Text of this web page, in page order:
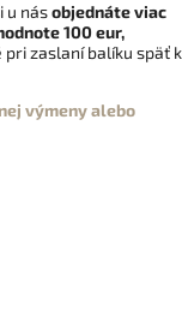
u násobjednáte viac
100 eur,
zaslaní balíku späť k
výmeny alebo